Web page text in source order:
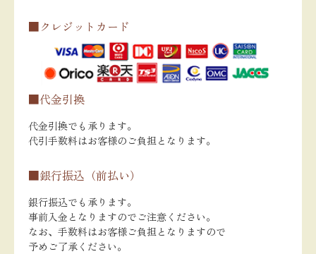
■クレジットカード
■代金引換
代金引換でも承ります。
代引手数料はお客様のご負担となります。
■銀行振込（前払い）
銀行振込でも承ります。
事前入金となりますのでご注意ください。
なお、手数料はお客様ご負担となりますので
予めご了承ください。